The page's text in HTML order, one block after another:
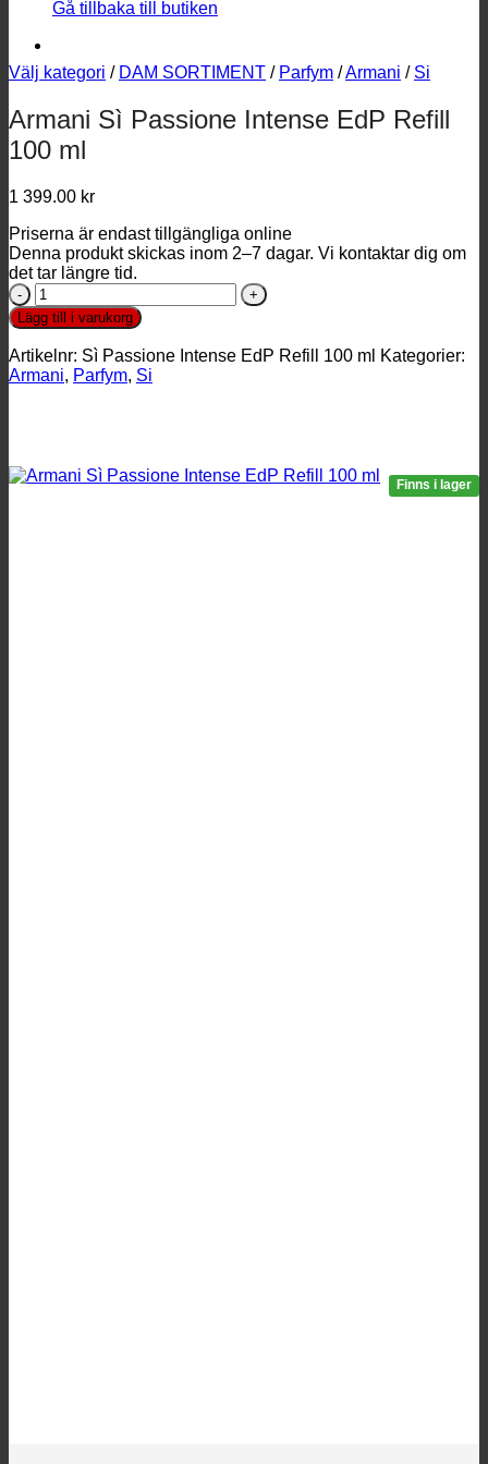
Gå tillbaka till butiken
Välj kategori / DAM SORTIMENT / Parfym /Armani / Si
Armani Sì Passione Intense EdP Refill
100 ml
1 399.00 kr
Priserna är endast tillgängliga online
Denna produkt skickas inom 2–7 dagar. Vi kontaktar dig om
det tar längre tid.
Armani
Sì
Passione
Intense
EdP
Refill
Lägg till i varukorg
Artikelnr: Sì Passione Intense EdP Refill 100 ml Kategorier:
Armani, Parfym, Si
Finns i lager